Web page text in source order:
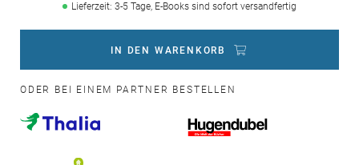
Lieferzeit: 3-5 Tage, E-Books sind sofort versandfertig
IN DEN WARENKORB
ODER BEI EINEM PARTNER BESTELLEN